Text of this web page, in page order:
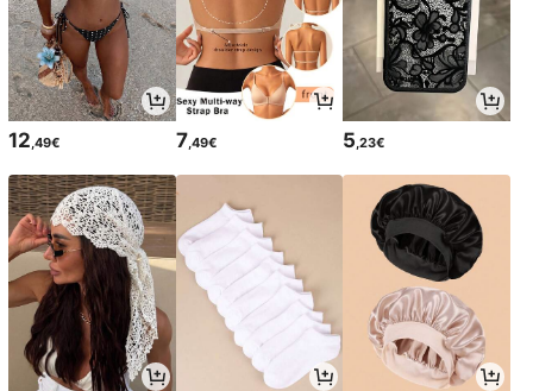
12,49€ 7,49€ 5,23€